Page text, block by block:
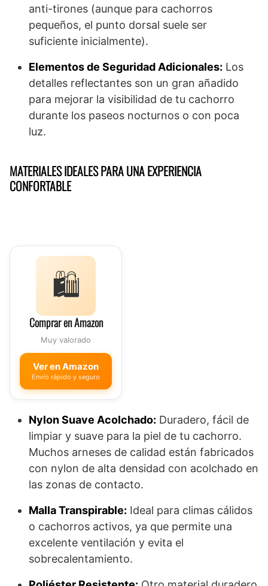
anti-tirones (aunque para cachorros
pequeños, el punto dorsal suele ser
suficiente inicialmente).
Elementos de Seguridad Adicionales: Los
detalles reflectantes son un gran añadido
para mejorar la visibilidad de tu cachorro
durante los paseos nocturnos o con poca
luz.
MATERIALES IDEALES PARA UNA EXPERIENCIA
CONFORTABLE
🛍️
Comprar en Amazon
Muy valorado
Ver en Amazon
Envío rápido y seguro
Nylon Suave Acolchado: Duradero, fácil de
limpiar y suave para la piel de tu cachorro.
Muchos arneses de calidad están fabricados
con nylon de alta densidad con acolchado en
las zonas de contacto.
Malla Transpirable: Ideal para climas cálidos
o cachorros activos, ya que permite una
excelente ventilación y evita el
sobrecalentamiento.